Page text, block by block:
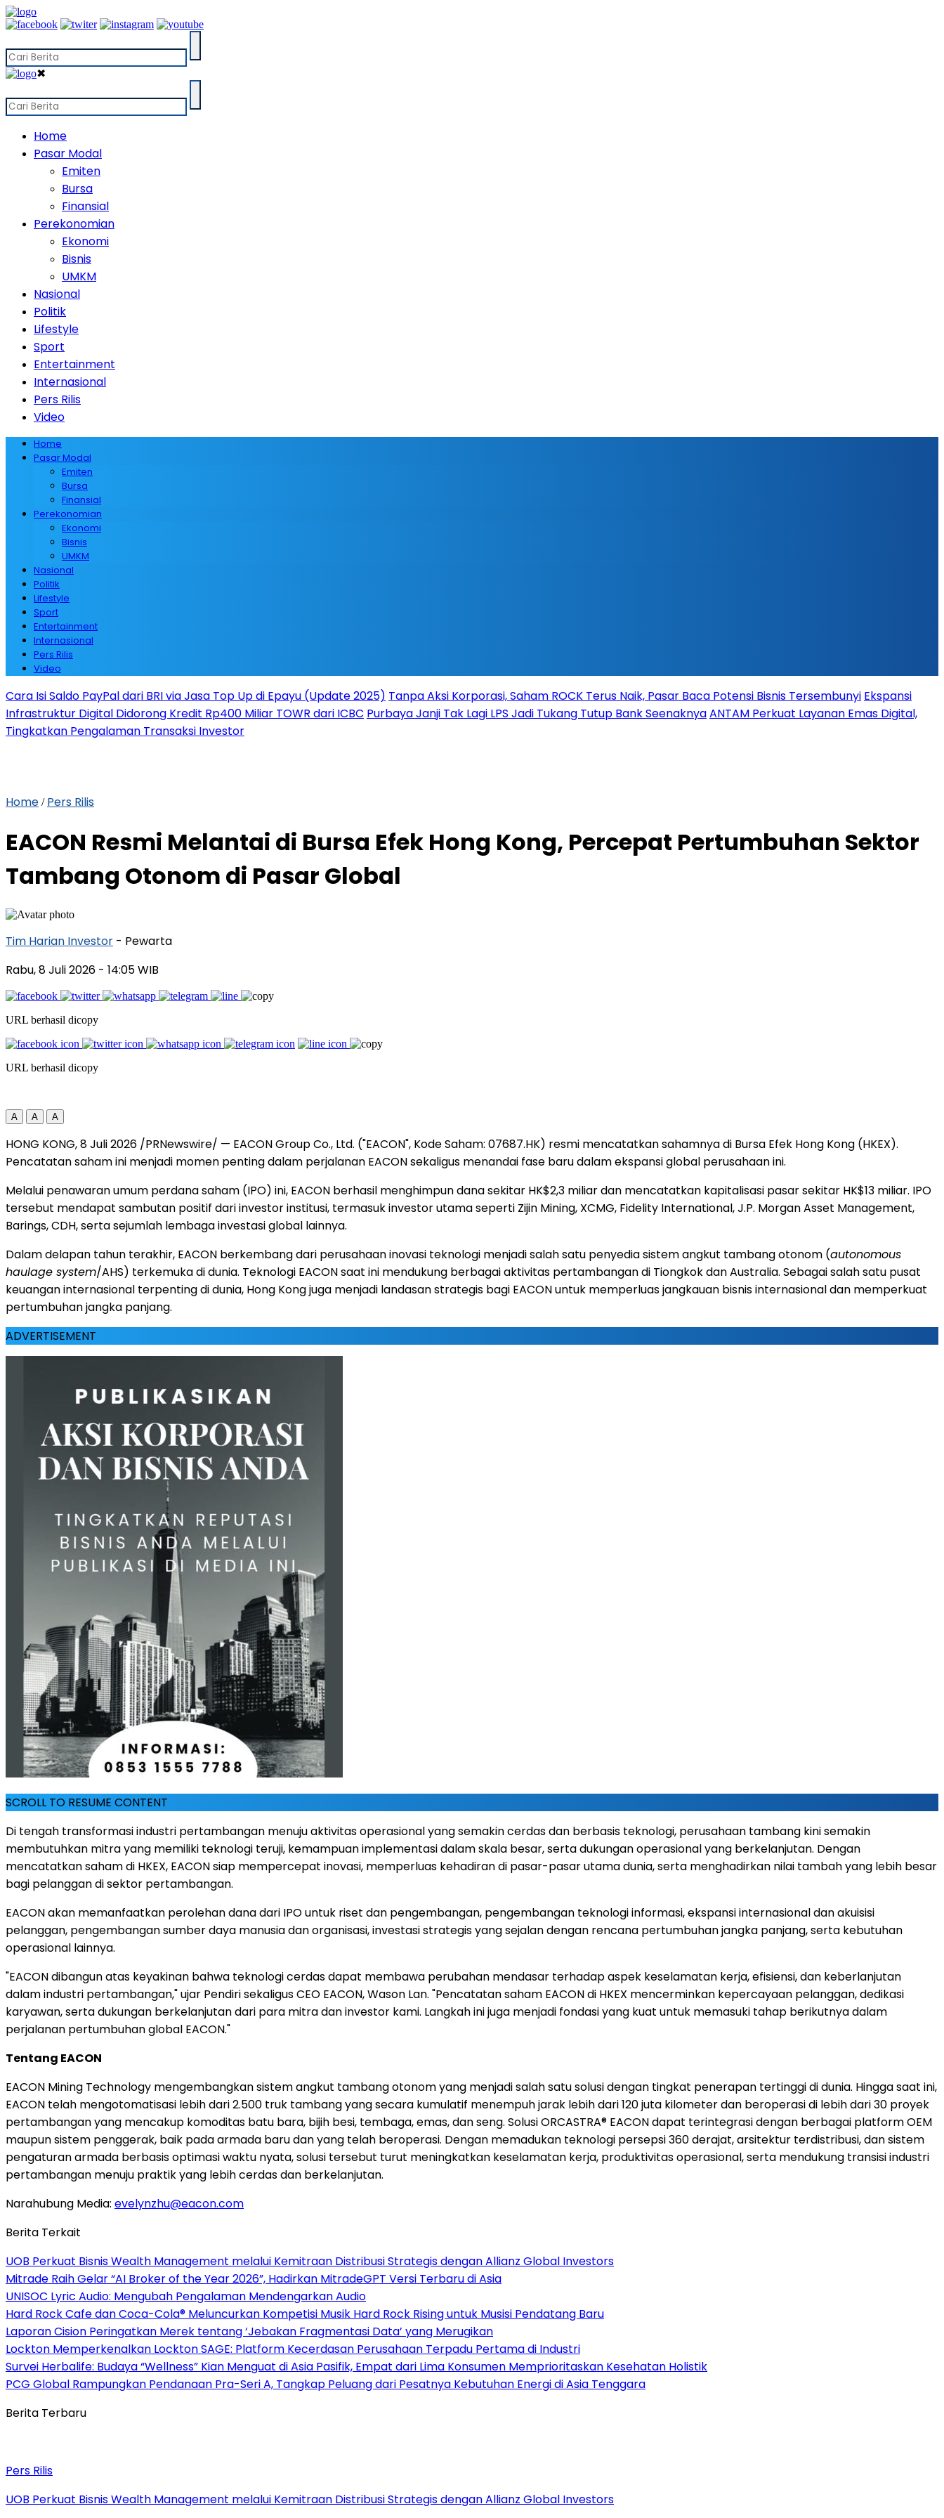
✖
Home
Pasar Modal
Emiten
Bursa
Finansial
Perekonomian
Ekonomi
Bisnis
UMKM
Nasional
Politik
Lifestyle
Sport
Entertainment
Internasional
Pers Rilis
Video
Home
Pasar Modal
Emiten
Bursa
Finansial
Perekonomian
Ekonomi
Bisnis
UMKM
Nasional
Politik
Lifestyle
Sport
Entertainment
Internasional
Pers Rilis
Video
Cara Isi Saldo PayPal dari BRI via Jasa Top Up di Epayu (Update 2025) Tanpa Aksi Korporasi, Saham ROCK Terus Naik, Pasar Baca Potensi Bisnis Tersembunyi Ekspansi
Infrastruktur Digital Didorong Kredit Rp400 Miliar TOWR dari ICBC Purbaya Janji Tak Lagi LPS Jadi Tukang Tutup Bank SeenaknyaANTAM Perkuat Layanan Emas Digital,
Tingkatkan Pengalaman Transaksi Investor
Home / Pers Rilis
EACON Resmi Melantai di Bursa Efek Hong Kong, Percepat Pertumbuhan Sektor
Tambang Otonom di Pasar Global
Tim Harian Investor - Pewarta
Rabu, 8 Juli 2026 - 14:05 WIB
URL berhasil dicopy
URL berhasil dicopy
A A A
HONG KONG, 8 Juli 2026 /PRNewswire/ — EACON Group Co., Ltd. ("EACON", Kode Saham: 07687.HK) resmi mencatatkan sahamnya di Bursa Efek Hong Kong (HKEX).
Pencatatan saham ini menjadi momen penting dalam perjalanan EACON sekaligus menandai fase baru dalam ekspansi global perusahaan ini.
Melalui penawaran umum perdana saham (IPO) ini, EACON berhasil menghimpun dana sekitar HK$2,3 miliar dan mencatatkan kapitalisasi pasar sekitar HK$13 miliar. IPO
tersebut mendapat sambutan positif dari investor institusi, termasuk investor utama seperti Zijin Mining, XCMG, Fidelity International, J.P. Morgan Asset Management,
Barings, CDH, serta sejumlah lembaga investasi global lainnya.
Dalam delapan tahun terakhir, EACON berkembang dari perusahaan inovasi teknologi menjadi salah satu penyedia sistem angkut tambang otonom (autonomous
haulage system/AHS) terkemuka di dunia. Teknologi EACON saat ini mendukung berbagai aktivitas pertambangan di Tiongkok dan Australia. Sebagai salah satu pusat
keuangan internasional terpenting di dunia, Hong Kong juga menjadi landasan strategis bagi EACON untuk memperluas jangkauan bisnis internasional dan memperkuat
pertumbuhan jangka panjang.
ADVERTISEMENT
SCROLL TO RESUME CONTENT
Di tengah transformasi industri pertambangan menuju aktivitas operasional yang semakin cerdas dan berbasis teknologi, perusahaan tambang kini semakin
membutuhkan mitra yang memiliki teknologi teruji, kemampuan implementasi dalam skala besar, serta dukungan operasional yang berkelanjutan. Dengan
mencatatkan saham di HKEX, EACON siap mempercepat inovasi, memperluas kehadiran di pasar-pasar utama dunia, serta menghadirkan nilai tambah yang lebih besar
bagi pelanggan di sektor pertambangan.
EACON akan memanfaatkan perolehan dana dari IPO untuk riset dan pengembangan, pengembangan teknologi informasi, ekspansi internasional dan akuisisi
pelanggan, pengembangan sumber daya manusia dan organisasi, investasi strategis yang sejalan dengan rencana pertumbuhan jangka panjang, serta kebutuhan
operasional lainnya.
"EACON dibangun atas keyakinan bahwa teknologi cerdas dapat membawa perubahan mendasar terhadap aspek keselamatan kerja, efisiensi, dan keberlanjutan
dalam industri pertambangan," ujar Pendiri sekaligus CEO EACON, Wason Lan. "Pencatatan saham EACON di HKEX mencerminkan kepercayaan pelanggan, dedikasi
karyawan, serta dukungan berkelanjutan dari para mitra dan investor kami. Langkah ini juga menjadi fondasi yang kuat untuk memasuki tahap berikutnya dalam
perjalanan pertumbuhan global EACON."
Tentang EACON
EACON Mining Technology mengembangkan sistem angkut tambang otonom yang menjadi salah satu solusi dengan tingkat penerapan tertinggi di dunia. Hingga saat ini,
EACON telah mengotomatisasi lebih dari 2.500 truk tambang yang secara kumulatif menempuh jarak lebih dari 120 juta kilometer dan beroperasi di lebih dari 30 proyek
pertambangan yang mencakup komoditas batu bara, bijih besi, tembaga, emas, dan seng. Solusi ORCASTRA® EACON dapat terintegrasi dengan berbagai platform OEM
maupun sistem penggerak, baik pada armada baru dan yang telah beroperasi. Dengan memadukan teknologi persepsi 360 derajat, arsitektur terdistribusi, dan sistem
pengaturan armada berbasis optimasi waktu nyata, solusi tersebut turut meningkatkan keselamatan kerja, produktivitas operasional, serta mendukung transisi industri
pertambangan menuju praktik yang lebih cerdas dan berkelanjutan.
Narahubung Media: evelynzhu@eacon.com
Berita Terkait
UOB Perkuat Bisnis Wealth Management melalui Kemitraan Distribusi Strategis dengan Allianz Global Investors
Mitrade Raih Gelar “AI Broker of the Year 2026”, Hadirkan MitradeGPT Versi Terbaru di Asia
UNISOC Lyric Audio: Mengubah Pengalaman Mendengarkan Audio
Hard Rock Cafe dan Coca-Cola® Meluncurkan Kompetisi Musik Hard Rock Rising untuk Musisi Pendatang Baru
Laporan Cision Peringatkan Merek tentang ‘Jebakan Fragmentasi Data’ yang Merugikan
Lockton Memperkenalkan Lockton SAGE: Platform Kecerdasan Perusahaan Terpadu Pertama di Industri
Survei Herbalife: Budaya “Wellness” Kian Menguat di Asia Pasifik, Empat dari Lima Konsumen Memprioritaskan Kesehatan Holistik
PCG Global Rampungkan Pendanaan Pra-Seri A, Tangkap Peluang dari Pesatnya Kebutuhan Energi di Asia Tenggara
Berita Terbaru
Pers Rilis
UOB Perkuat Bisnis Wealth Management melalui Kemitraan Distribusi Strategis dengan Allianz Global Investors